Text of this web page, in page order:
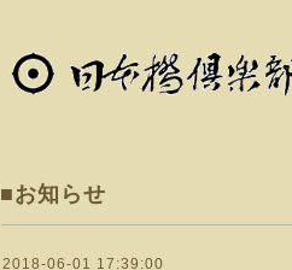
■お知らせ
2018-06-01 17:39:00